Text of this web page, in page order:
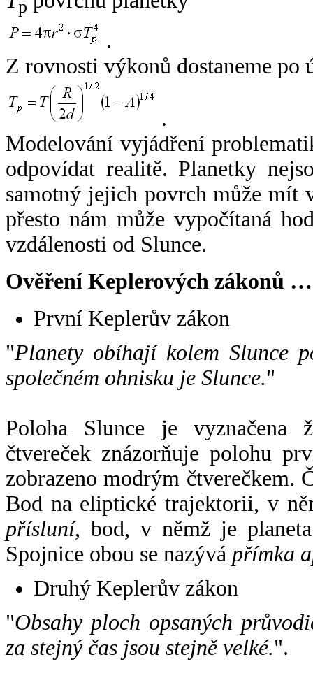
p
.
Z rovnosti výkonů dostaneme po
.
Modelování vyjádření
odpovídat realitě. Planetky
samotný jejich povrch může mít
přesto nám může vypočítaná
vzdálenosti od Slunce.
Ověření Keplerových zákonů …
První Keplerův zákon
"Planety obíhají kolem Slunce
společném ohnisku je Slunce."
Poloha Slunce je vyznačena
čtvereček znázorňuje polohu
zobrazeno modrým čtverečkem.
Bod na eliptické trajektorii, v
přísluní, bod, v němž je
Spojnice obou se nazývá přímka
Druhý Keplerův zákon
"Obsahy ploch opsaných
za stejný čas jsou stejně velké.".